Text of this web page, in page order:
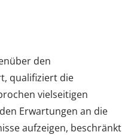
den
qualifiziert die
vielseitigen
Erwartungen an die
aufzeigen, beschränkt